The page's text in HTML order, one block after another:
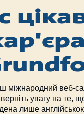
міжнародний веб-
увагу на те,
лише